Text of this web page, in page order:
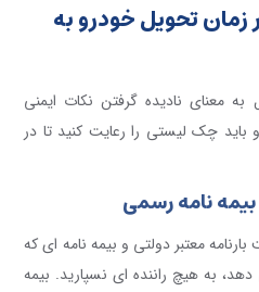
زمان تحویل خودرو به
معنای نادیده گرفتن نکات ایمنی
چک لیستی را رعایت کنید تا در
معتبر دولتی و بیمه نامه ای که
به هیچ راننده ای نسپارید. بیمه